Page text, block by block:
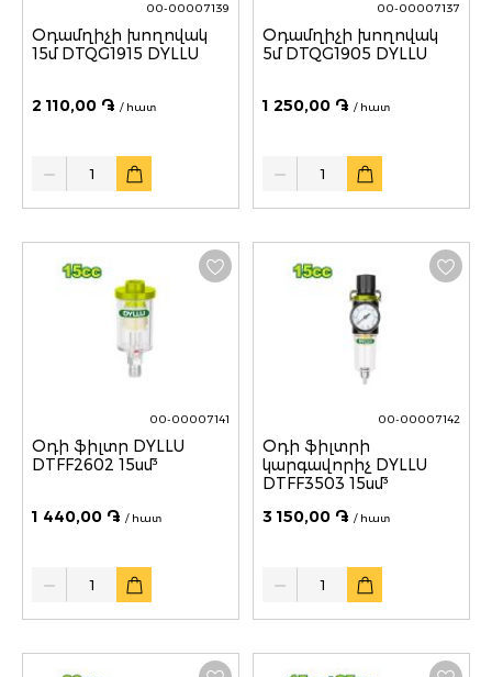
00-00007139
Օդամղիչի խողովակ
15մ DTQG1915 DYLLU
2 110,00 ֏ / հատ
00-00007137
Օդամղիչի խողովակ
5մ DTQG1905 DYLLU
1 250,00 ֏ / հատ
00-00007141
Օդի ֆիլտր DYLLU
DTFF2602 15սմ³
1 440,00 ֏ / հատ
00-00007142
Օդի ֆիլտրի
կարգավորիչ DYLLU
DTFF3503 15սմ³
3 150,00 ֏ / հատ